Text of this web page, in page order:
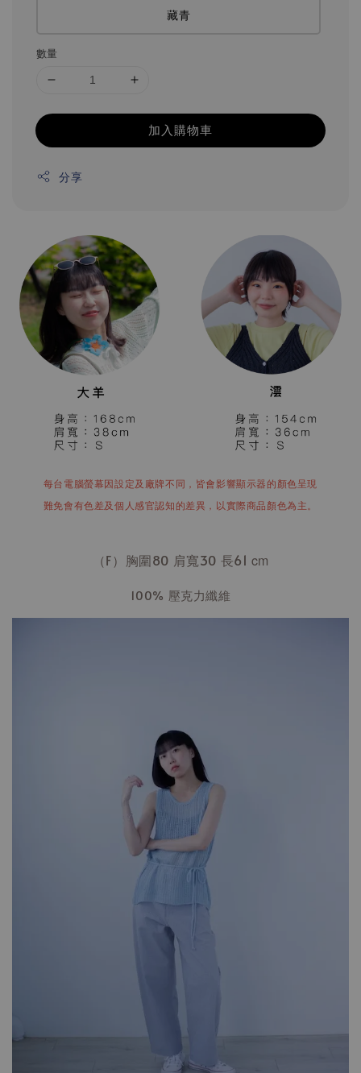
藏青
數量
加入購物車
分享
每台電腦螢幕因設定及廠牌不同，皆會影響顯示器的顏色呈現
難免會有色差及個人感官認知的差異，以實際商品顏色為主。
（F）胸圍80 肩寬30 長61cm
100% 壓克力纖維